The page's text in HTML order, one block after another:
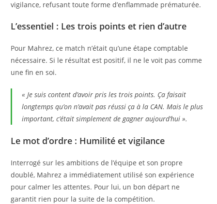
vigilance, refusant toute forme d’enflammade prématurée.
L’essentiel : Les trois points et rien d’autre
Pour Mahrez, ce match n’était qu’une étape comptable
nécessaire. Si le résultat est positif, il ne le voit pas comme
une fin en soi.
« Je suis content d’avoir pris les trois points. Ça faisait
longtemps qu’on n’avait pas réussi ça à la CAN. Mais le plus
important, c’était simplement de gagner aujourd’hui ».
Le mot d’ordre : Humilité et vigilance
Interrogé sur les ambitions de l’équipe et son propre
doublé, Mahrez a immédiatement utilisé son expérience
pour calmer les attentes. Pour lui, un bon départ ne
garantit rien pour la suite de la compétition.